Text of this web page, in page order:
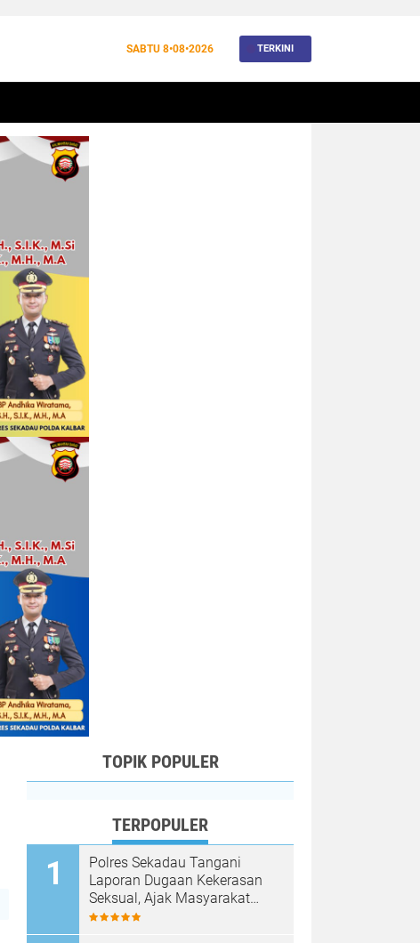
SABTU 8•08•2026 TERKINI
TOPIK POPULER
TERPOPULER
Polres Sekadau Tangani
Laporan Dugaan Kekerasan
Seksual, Ajak Masyarakat
Jaga Ruang Digital